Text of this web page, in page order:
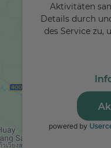
Aktivitäten
Details durch
des Service zu,
powered by